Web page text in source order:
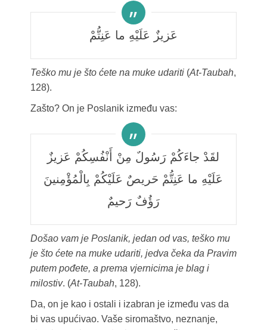
عَزيزٌ عَلَيْهِ ما عَنِتُّمْ
Teško mu je što ćete na muke udariti(At-Taubah,
128).
Zašto? On je Poslanik između vas:
لقَدْ جاءَكُمْ رَسُولٌ مِنْ أَنْفُسِكُمْ عَزيزٌ
عَلَيْهِ ما عَنِتُّمْ حَريصٌ عَلَيْكُمْ بِالْمُؤْمِنينَ
رَؤُفٌ رَحيمٌ
Došao vam je Poslanik, jedan od vas, teško mu
je što ćete na muke udariti, jedva čeka da Pravim
putem pođete, a prema vjernicima je blag i
milostiv. (At-Taubah, 128).
Da, on je kao i ostali i izabran je između vas da
bi vas upućivao. Vaše siromaštvo, neznanje,